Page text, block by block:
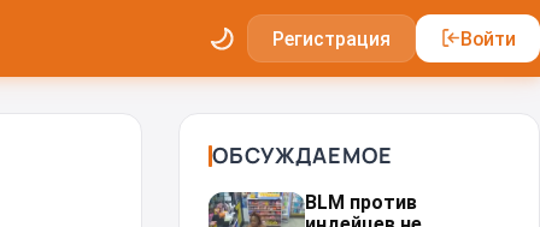
Регистрация Войти
ОБСУЖДАЕМОЕ
BLM против